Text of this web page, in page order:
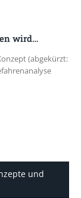
wird…
(abgekürzt:
und